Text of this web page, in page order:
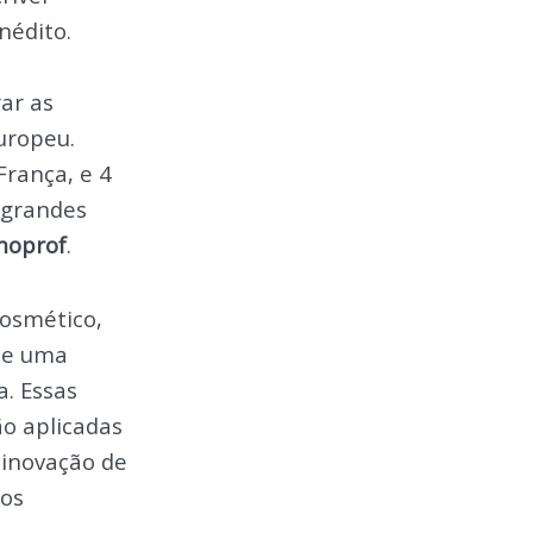
as
e 4
.
uma
Essas
aplicadas
de